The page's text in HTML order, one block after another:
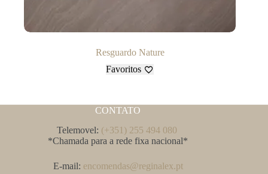
Resguardo Nature
Favoritos
CONTATO
Telemovel: (+351) 255 494 080
*Chamada para a rede fixa nacional*
E-mail: encomendas@reginalex.pt